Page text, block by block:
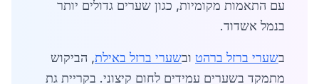
עם התאמות מקומיות, כגון שערים גדולים יותר
בנמל אשדוד.
בשערי ברזל ברהט ובשערי ברזל באילת, הביקוש
מתמקד בשערים עמידים לחום קיצוני. בקריית גת